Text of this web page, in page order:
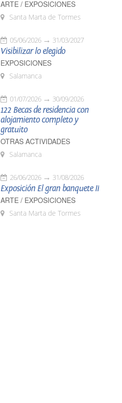
ARTE / EXPOSICIONES
Santa Marta de Tormes
05/06/2026 31/03/2027
Visibilizar lo elegido
EXPOSICIONES
Salamanca
01/07/2026 30/09/2026
122 Becas de residencia con
alojamiento completo y
gratuito
OTRAS ACTIVIDADES
Salamanca
26/06/2026 31/08/2026
Exposición El gran banquete II
ARTE / EXPOSICIONES
Santa Marta de Tormes